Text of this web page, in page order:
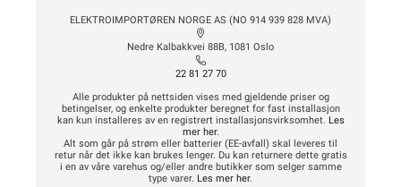
ELEKTROIMPORTØREN NORGE AS (NO 914 939 828 MVA)
Nedre Kalbakkvei 88B, 1081 Oslo
22 81 27 70
Alle produkter på nettsiden vises med gjeldende priser og
betingelser, og enkelte produkter beregnet for fast installasjon
kan kun installeres av en registrert installasjonsvirksomhet. Les
mer her.
Alt som går på strøm eller batterier (EE-avfall) skal leveres til
retur når det ikke kan brukes lenger. Du kan returnere dette gratis
i en av våre varehus og/eller andre butikker som selger samme
type varer. Les mer her.